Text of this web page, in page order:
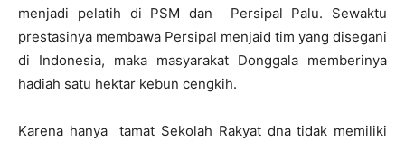
menjadi pelatih di PSM dan Persipal Palu. Sewaktu
prestasinya membawa Persipal menjaid tim yang disegani
di Indonesia, maka masyarakat Donggala memberinya
hadiah satu hektar kebun cengkih.
Karena hanya tamat Sekolah Rakyat dna tidak memiliki